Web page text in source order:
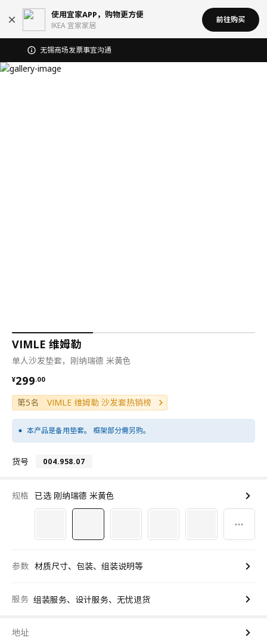
使用宜家APP，购物更方便
IKEA 宜家家居
前往购买
宜家在中国召回部分批次BÄSINGEN 巴辛根 淋浴椅
VIMLE 维姆勒
单人沙发垫套，刚纳瑞德 米黄色
¥299.00
¥ 299.00
第5名 VIMLE 维姆勒 沙发套热销榜
本产品是备用垫套。 框架部分需另购。
货号 004.958.07
规格 已选 刚纳瑞德 米黄色
参数 材质尺寸、包装、组装说明等
服务 组装服务、设计服务、无忧退货
地址